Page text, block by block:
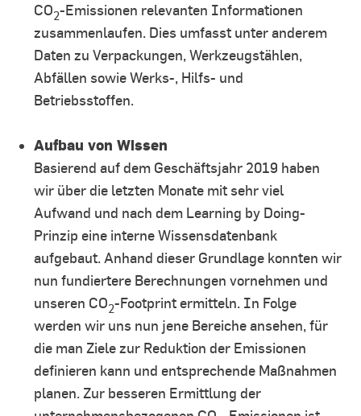
CO2-Emissionen relevanten Informationen
zusammenlaufen. Dies umfasst unter anderem
Daten zu Verpackungen, Werkzeugstählen,
Abfällen sowie Werks-, Hilfs- und
Betriebsstoffen.
Aufbau von Wissen
Basierend auf dem Geschäftsjahr 2019 haben
wir über die letzten Monate mit sehr viel
Aufwand und nach dem Learning by Doing-
Prinzip eine interne Wissensdatenbank
aufgebaut. Anhand dieser Grundlage konnten wir
nun fundiertere Berechnungen vornehmen und
unseren CO2-Footprint ermitteln. In Folge
werden wir uns nun jene Bereiche ansehen, für
die man Ziele zur Reduktion der Emissionen
definieren kann und entsprechende Maßnahmen
planen. Zur besseren Ermittlung der